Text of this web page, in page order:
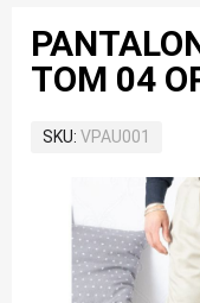
TOM 04
SKU VPAU001